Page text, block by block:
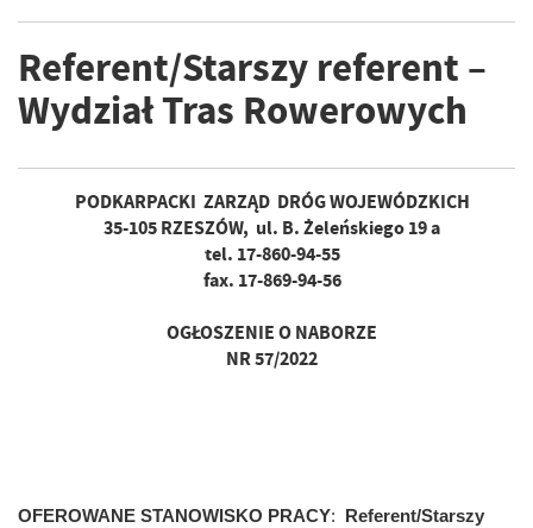
Referent/Starszy referent –
Wydział Tras Rowerowych
PODKARPACKI ZARZĄD DRÓG WOJEWÓDZKICH
35-105 RZESZÓW, ul. B. Żeleńskiego 19 a
tel. 17-860-94-55
fax. 17-869-94-56
OGŁOSZENIE O NABORZE
NR 57/2022
OFEROWANE STANOWISKO PRACY:
Referent/Starszy